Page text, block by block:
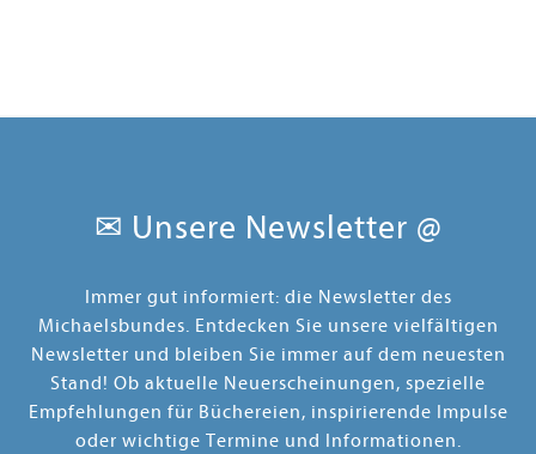
✉ Unsere Newsletter @
Immer gut informiert: die Newsletter des
Michaelsbundes. Entdecken Sie unsere vielfältigen
Newsletter und bleiben Sie immer auf dem neuesten
Stand! Ob aktuelle Neuerscheinungen, spezielle
Empfehlungen für Büchereien, inspirierende Impulse
oder wichtige Termine und Informationen.